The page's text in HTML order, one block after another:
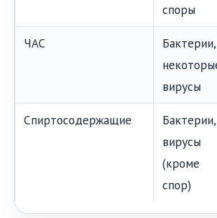
споры
ЧАС
Бактерии,
вирусы
Спиртосодержащие
Бактерии,
вирусы
(кроме
спор)